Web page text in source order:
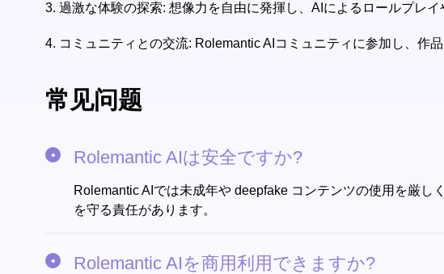
3. 過激な体験の探索: 想像力を自由に発揮し、AIによるロールプレ
4. コミュニティとの交流: Rolemantic AIコミュニティに参加し、作
常见问题
Rolemantic AIは安全ですか?
Rolemantic AIでは未成年や deepfake コンテンツの使用を厳
を守る責任があります。
Rolemantic AIを商用利用できますか?